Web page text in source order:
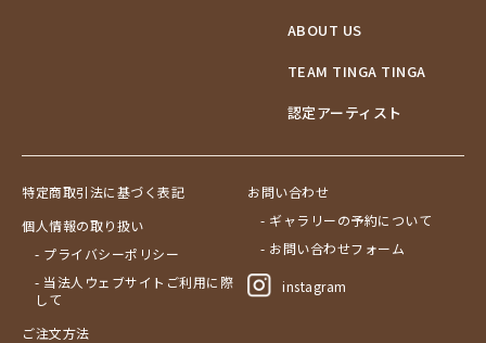
ABOUT US
TEAM TINGA TINGA
認定アーティスト
特定商取引法に基づく表記
個人情報の取り扱い
- プライバシーポリシー
- 当法人ウェブサイトご利用に際
して
ご注文方法
お問い合わせ
- ギャラリーの予約について
- お問い合わせフォーム
instagram